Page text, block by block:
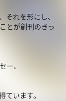
それを形にし、
とが創刊のきっ
ー、
います。